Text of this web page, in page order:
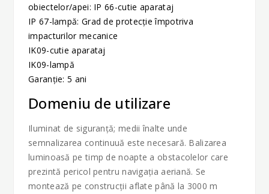
obiectelor/apei: IP 66-cutie aparataj
IP 67-lampă: Grad de protecție împotriva
impacturilor mecanice
IK09-cutie aparataj
IK09-lampă
Garanție: 5 ani
Domeniu de utilizare
Iluminat de siguranță; medii înalte unde
semnalizarea continuuă este necesară. Balizarea
luminoasă pe timp de noapte a obstacolelor care
prezintă pericol pentru navigaţia aeriană. Se
montează pe construcţii aflate până la 3000 m